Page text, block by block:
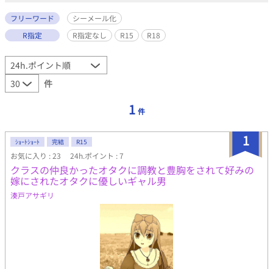
フリーワード
シーメール化
R指定
R指定なし R15 R18
件
1 件
1
ｼｮｰﾄｼｮｰﾄ 完結 R15
お気に入り : 23 24h.ポイント : 7
クラスの仲良かったオタクに調教と豊胸をされて好みの
嫁にされたオタクに優しいギャル男
湊戸アサギリ